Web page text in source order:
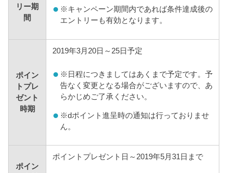
リー期
間
※キャンペーン期間内であれば条件達成後の
エントリーも有効となります。
ポイン
トプレ
ゼント
時期
2019年3月20日～25日予定
※ 日程につきましてはあくまで予定です。予
告なく変更となる場合がございますので、あ
らかじめご了承ください。
※dポイント進呈時の通知は行っておりませ
ん。
ポイン
ポイントプレゼント日～2019年5月31日まで